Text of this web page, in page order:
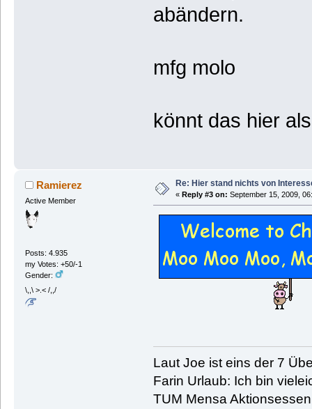
abändern.
mfg molo
könnt das hier
Ramierez
Active Member
Posts: 4.935
my Votes: +50/-1
Gender:
\,,\ >.< /,,/
Re: Hier stand nichts von
« Reply #3 on: September 15, 2009,
Laut Joe ist eins der 7
Farin Urlaub: Ich bin
TUM Mensa